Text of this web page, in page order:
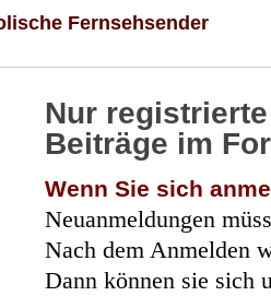
Fernsehsender
Nur
Beiträge im
Wenn Sie sich
Neuanmeldungen
Nach dem Anmelden
Dann können sie sich